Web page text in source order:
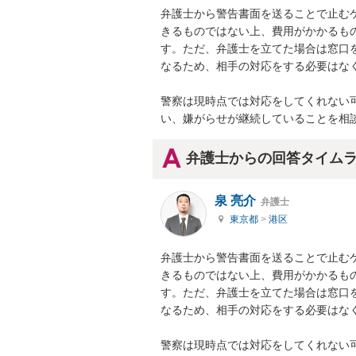
弁護士から警告書面を送ることで止
きるものではない上、費用がかかる
す。ただ、弁護士を立てた場合は窓
なるため、相手の対応をする必要はな
警察は現時点では対応をしてくれな
い、嫌がらせが継続していることを
弁護士からの回答タイム
泉 亮介 弁護士
東京都 > 港区
弁護士から警告書面を送ることで止
きるものではない上、費用がかかる
す。ただ、弁護士を立てた場合は窓
なるため、相手の対応をする必要はな
警察は現時点では対応をしてくれな